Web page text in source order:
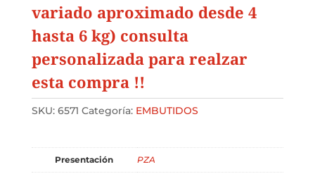
variado aproximado desde 4
hasta 6 kg) consulta
personalizada para realzar
esta compra !!
SKU: 6571 Categoría: EMBUTIDOS
Presentación PZA